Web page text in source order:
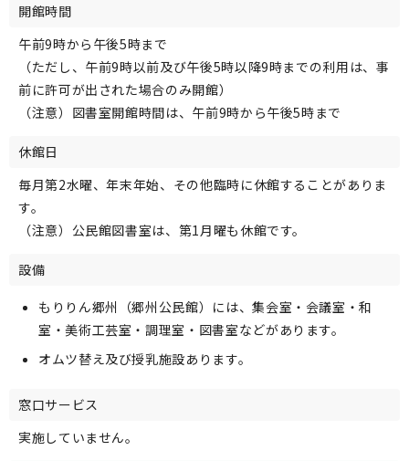
開館時間
午前9時から午後5時まで
（ただし、午前9時以前及び午後5時以降9時までの利用は、事
前に許可が出された場合のみ開館）
（注意）図書室開館時間は、午前9時から午後5時まで
休館日
毎月第2水曜、年末年始、その他臨時に休館することがありま
す。
（注意）公民館図書室は、第1月曜も休館です。
設備
もりりん郷州（郷州公民館）には、集会室・会議室・和
室・美術工芸室・調理室・図書室などがあります。
オムツ替え及び授乳施設あります。
窓口サービス
実施していません。